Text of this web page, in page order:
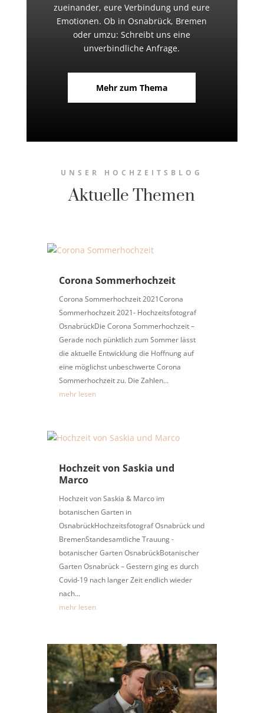
zueinander, eure Verbindung und eure
Emotionen. Ob in Osnabrück, Bremen
oder umzu: Schreibt uns eine
unverbindliche Anfrage.
Mehr zum Thema
UNSER HOCHZEITSBLOG
Aktuelle Themen
Corona Sommerhochzeit
Corona Sommerhochzeit 2021Corona
Sommerhochzeit 2021- Hochzeitsfotograf
OsnabrückDie Corona Sommerhochzeit –
Gerade noch pünktlich zum Sommer lässt
die aktuelle Entwicklung die Hoffnung auf
eine möglichst unbeschwerte Corona
Sommerhochzeit zu. Die Zahlen...
mehr lesen
Hochzeit von Saskia und
Marco
Hochzeit von Saskia & Marco im
botanischen Garten in
OsnabrückHochzeitsfotograf Osnabrück und
BremenStandesamtliche Trauung -
botanischer Garten OsnabrückBotanischer
Garten Osnabrück – Gestern ging es durch
Covid-19 nach langer Zeit endlich wieder
nach...
mehr lesen